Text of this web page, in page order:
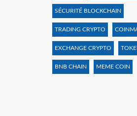
SÉCURITÉ BLOCKCHAIN
TRADING CRYPTO
EXCHANGE CRYPTO
BNB CHAIN MEME COIN